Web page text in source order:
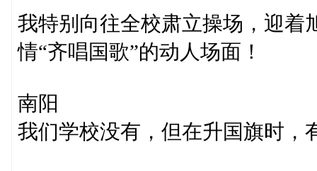
我特别向往全校肃立操场，迎着
情“齐唱国歌”的动人场面！
南阳
我们学校没有，但在升国旗时，